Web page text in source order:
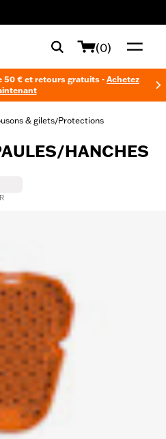
(0)
50 € et retours gratuits - Achetez
& gilets/Protections
HANCHES